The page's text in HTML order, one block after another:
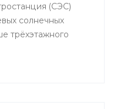
(СЭС)
солнечных
трёхэтажного